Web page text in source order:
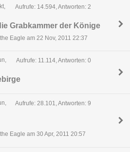
Aufrufe: 14.594, Antworten: 2
Grabkammer der Könige
Eagle am 22 Nov, 2011 22:37
Aufrufe: 11.114, Antworten: 0
Aufrufe: 28.101, Antworten: 9
Eagle am 30 Apr, 2011 20:57